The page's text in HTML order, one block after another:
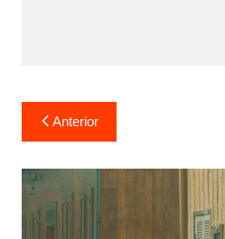
Navegação
de
Post
Anterior